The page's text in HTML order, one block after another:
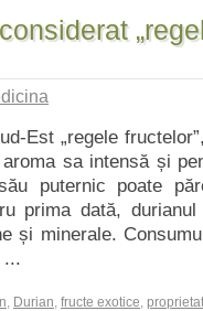
Est „regele
sa intensă și
puternic poate
prima dată,
și minerale.
...
, Durian, fructe exotice,